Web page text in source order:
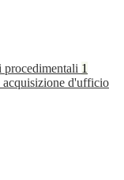
1
d'ufficio